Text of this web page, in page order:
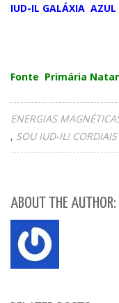
IUD-IL GALÁXIA AZUL
Fonte Primária
ENERGIAS
SOU IUD-IL!
ABOUT THE